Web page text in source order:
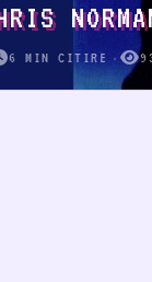
6 MIN CITIRE